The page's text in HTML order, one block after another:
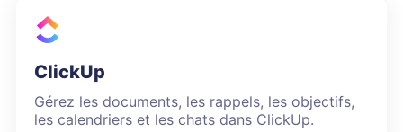
ClickUp
Gérez les documents, les rappels, les objectifs,
les calendriers et les chats dans ClickUp.